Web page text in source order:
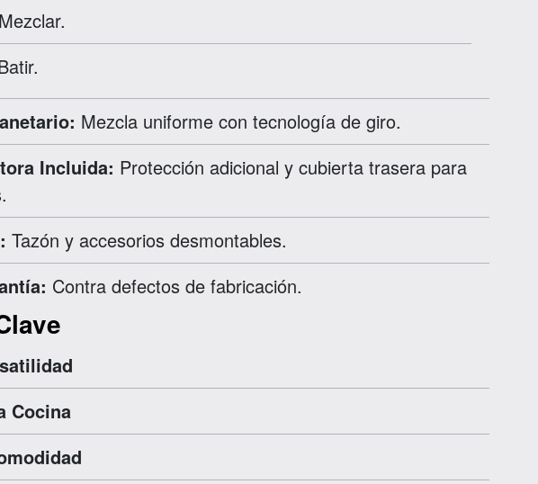
Mezclar.
Mezcla uniforme con tecnología de giro.
Incluida: Protección adicional y cubierta trasera para
Tazón y accesorios desmontables.
Contra defectos de fabricación.
Cocina